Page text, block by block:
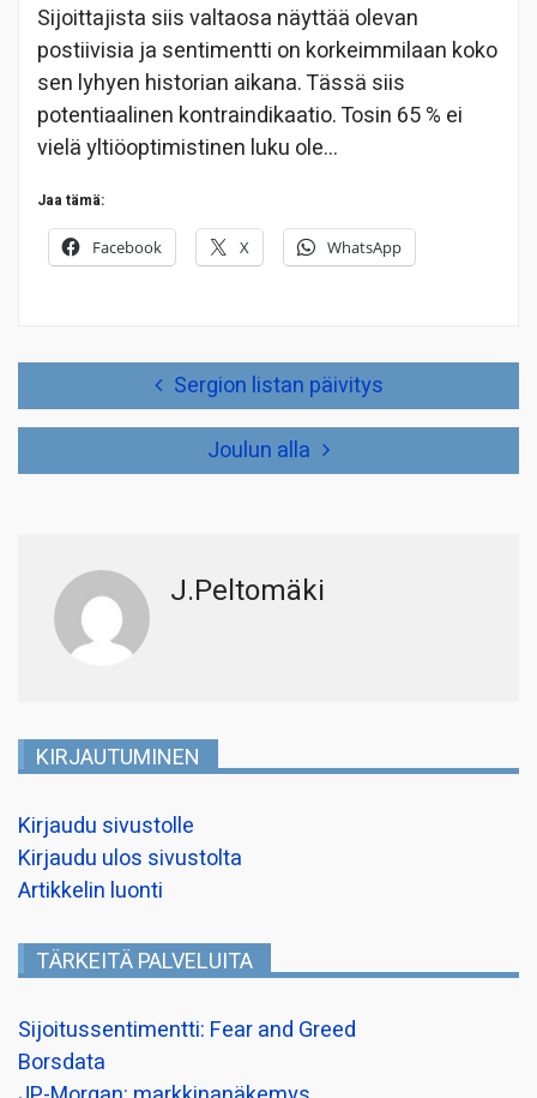
Sijoittajista siis valtaosa näyttää olevan
postiivisia ja sentimentti on korkeimmilaan koko
sen lyhyen historian aikana. Tässä siis
potentiaalinen kontraindikaatio. Tosin 65 % ei
vielä yltiöoptimistinen luku ole…
Jaa tämä:
Facebook X WhatsApp
Sergion listan päivitys
Joulun alla
J.Peltomäki
KIRJAUTUMINEN
Kirjaudu sivustolle
Kirjaudu ulos sivustolta
Artikkelin luonti
TÄRKEITÄ PALVELUITA
Sijoitussentimentti: Fear and Greed
Borsdata